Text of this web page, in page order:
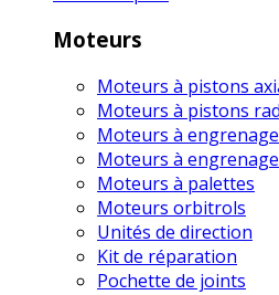
Moteurs
Moteurs à pistons
Moteurs à pistons
Moteurs à
Moteurs à
Moteurs à palettes
Moteurs orbitrols
Unités de direction
Kit de réparation
Pochette de joints